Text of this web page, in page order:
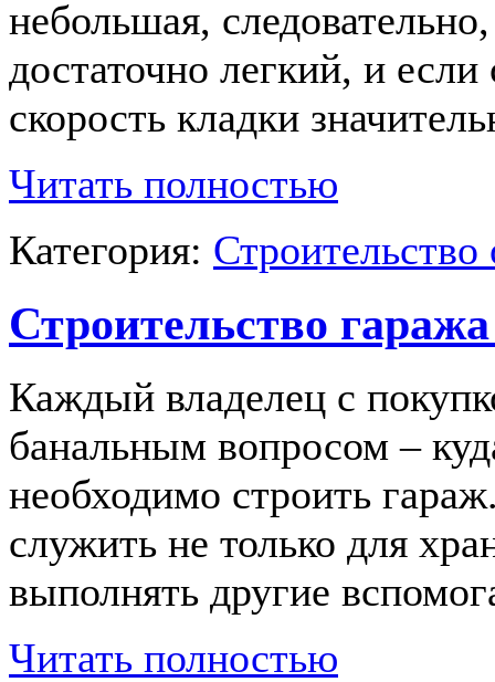
небольшая,
достаточно легкий, и
скорость кладки
Читать полностью
Категория: Строительство
Строительство
Каждый владелец с
банальным вопросом –
необходимо строить
служить не только для
выполнять другие
Читать полностью